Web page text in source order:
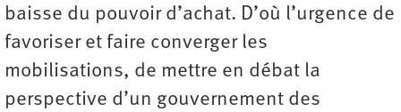
baisse du pouvoir d’achat. D’où l’urgence de
favoriser et faire converger les
mobilisations, de mettre en débat la
perspective d’un gouvernement des